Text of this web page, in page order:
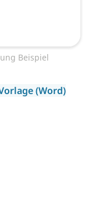
Beispiel
(Word)